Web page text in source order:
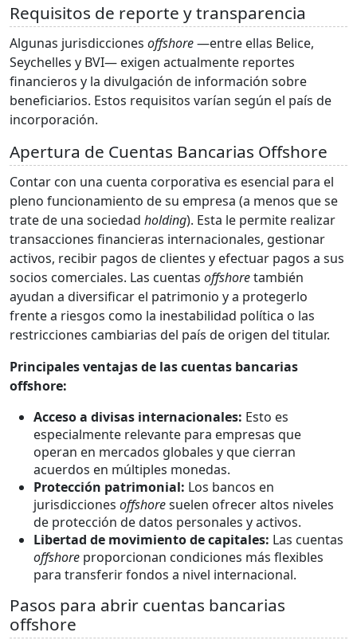
Requisitos de reporte y transparencia
Algunas jurisdicciones offshore—entre ellas Belice,
Seychelles y BVI— exigen actualmente reportes
financieros y la divulgación de información sobre
beneficiarios. Estos requisitos varían según el país de
incorporación.
Apertura de Cuentas Bancarias Offshore
Contar con una cuenta corporativa es esencial para el
pleno funcionamiento de su empresa (a menos que se
trate de una sociedad holding). Esta le permite realizar
transacciones financieras internacionales, gestionar
activos, recibir pagos de clientes y efectuar pagos a sus
socios comerciales. Las cuentas offshoretambién
ayudan a diversificar el patrimonio y a protegerlo
frente a riesgos como la inestabilidad política o las
restricciones cambiarias del país de origen del titular.
Principales ventajas de las cuentas bancarias
offshore:
Acceso a divisas internacionales: Esto es
especialmente relevante para empresas que
operan en mercados globales y que cierran
acuerdos en múltiples monedas.
Protección patrimonial: Los bancos en
jurisdicciones offshoresuelen ofrecer altos niveles
de protección de datos personales y activos.
Libertad de movimiento de capitales: Las cuentas
offshore proporcionan condiciones más flexibles
para transferir fondos a nivel internacional.
Pasos para abrir cuentas bancarias
offshore